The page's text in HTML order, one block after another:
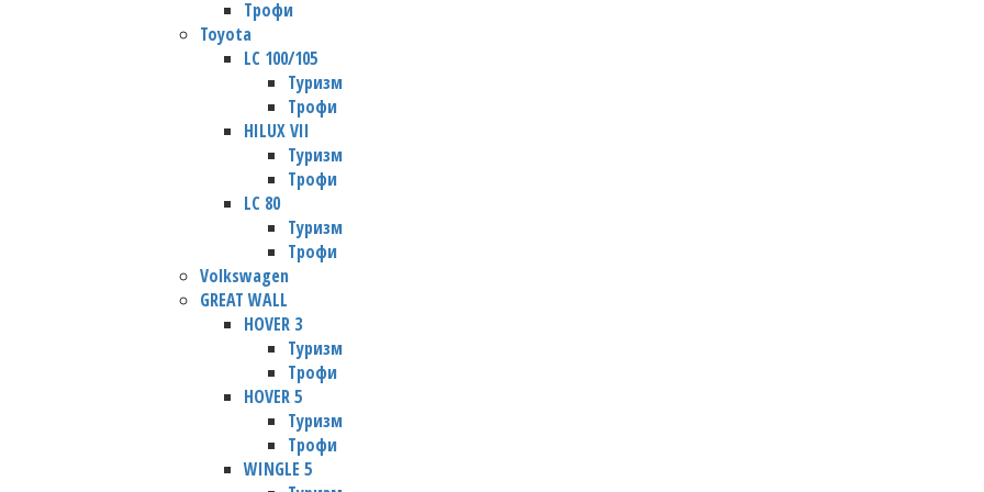
Трофи
Toyota
LC 100/105
Туризм
Трофи
HILUX VII
Туризм
Трофи
LC 80
Туризм
Трофи
Volkswagen
GREAT WALL
HOVER 3
Туризм
Трофи
HOVER 5
Туризм
Трофи
WINGLE 5